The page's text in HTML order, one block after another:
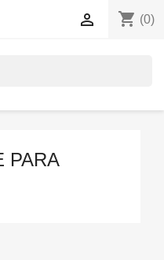
shopping_cart (0)

PARA